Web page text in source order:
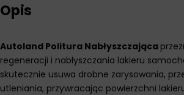
Opis
Autoland Politura Nabłyszczająca
regeneracji i nabłyszczania lakieru
skutecznie usuwa drobne zarysowania,
utleniania, przywracając powierzchni